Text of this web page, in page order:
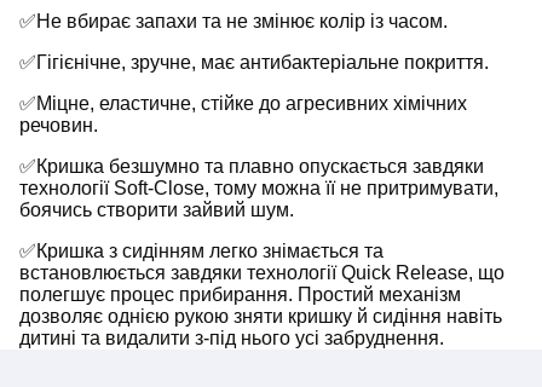
✅Не вбирає запахи та не змінює колір із часом.
✅Гігієнічне, зручне, має антибактеріальне покриття.
✅Міцне, еластичне, стійке до агресивних хімічних
речовин.
✅Кришка безшумно та плавно опускається завдяки
технології Soft-Close, тому можна її не притримувати,
боячись створити зайвий шум.
✅Кришка з сидінням легко знімається та
встановлюється завдяки технології Quick Release, що
полегшує процес прибирання. Простий механізм
дозволяє однією рукою зняти кришку й сидіння навіть
дитині та видалити з-під нього усі забруднення.